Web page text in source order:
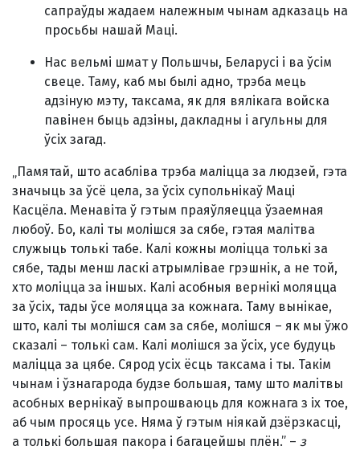
сапраўды жадаем належным чынам адказаць на
просьбы нашай Маці.
Нас вельмі шмат у Польшчы, Беларусі і ва ўсім
свеце. Таму, каб мы былі адно, трэба мець
адзіную мэту, таксама, як для вялікага войска
павінен быць адзіны, дакладны і агульны для
ўсіх загад.
„Памятай, што асабліва трэба маліцца за людзей, гэта
значыць за ўсё цела, за ўсіх супольнікаў Маці
Касцёла. Менавіта ў гэтым праяўляецца ўзаемная
любоў. Бо, калі ты молішся за сябе, гэтая малітва
служыць толькі табе. Калі кожны моліцца толькі за
сябе, тады менш ласкі атрымлівае грэшнік, а не той,
хто моліцца за іншых. Калі асобныя вернікі моляцца
за ўсіх, тады ўсе моляцца за кожнага. Таму вынікае,
што, калі ты молішся сам за сябе, молішся – як мы ўжо
сказалі – толькі сам. Калі молішся за ўсіх, усе будуць
маліцца за цябе. Сярод усіх ёсць таксама і ты. Такім
чынам і ўзнагарода будзе большая, таму што малітвы
асобных вернікаў выпрошваюць для кожнага з іх тое,
аб чым просяць усе. Няма ў гэтым ніякай дзёрзкасці,
а толькі большая пакора і багацейшы плён.” – з